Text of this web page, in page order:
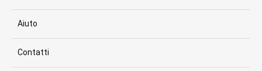
Aiuto
Contatti